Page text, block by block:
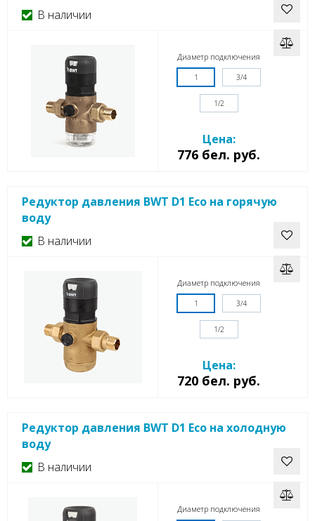
В наличии
Диаметр подключения
1 3/4
1/2
Цена:
776 бел. руб.
В наличии
Редуктор давления BWT D1 Eco на горячую
воду
Диаметр подключения
1 3/4
1/2
Цена:
720 бел. руб.
В наличии
Редуктор давления BWT D1 Eco на холодную
воду
Диаметр подключения